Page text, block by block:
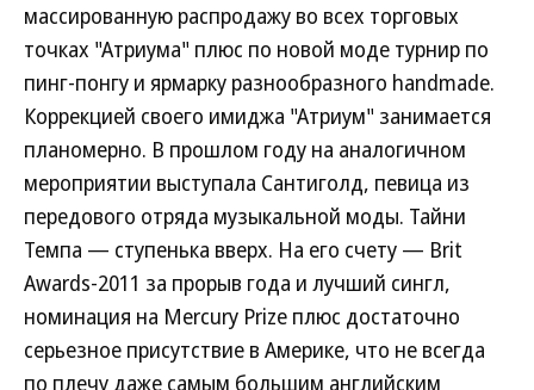
массированную распродажу во всех торговых
точках "Атриума" плюс по новой моде турнир по
пинг-понгу и ярмарку разнообразного handmade.
Коррекцией своего имиджа "Атриум" занимается
планомерно. В прошлом году на аналогичном
мероприятии выступала Сантиголд, певица из
передового отряда музыкальной моды. Тайни
Темпа — ступенька вверх. На его счету — Brit
Awards-2011 за прорыв года и лучший сингл,
номинация на Mercury Prize плюс достаточно
серьезное присутствие в Америке, что не всегда
по плечу даже самым большим английским